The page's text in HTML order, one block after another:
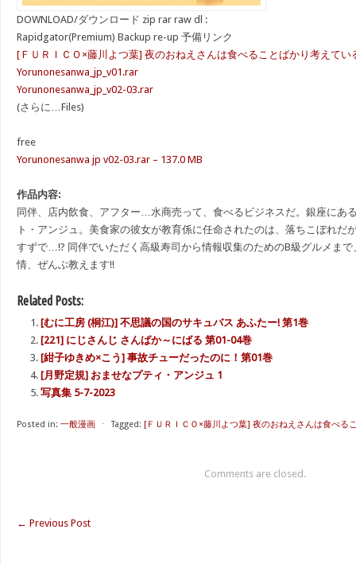
DOWNLOAD/ダウンロード zip rar raw dl :
Rapidgator(Premium) Backup re-up 予備リンク
[ＦＵＲＩＣＯ×藤川よつ葉] 夜のおねえさんは食べることばかり考えてい
Yorunonesanwa_jp_v01.rar
Yorunonesanwa_jp_v02-03.rar
(さらに…Files)
free
Yorunonesanwa jp v02-03.rar – 137.0 MB
作品内容:
同伴、店内飲食、アフター…水商売って、食べるビジネスだ。銀座にあ
ト・アンジュ。美食家の彼女が教育係に任命されたのは、落ちこぼれだ
すずで…!? 同伴でいただく高級寿司から情報収集のためのB級グルメま
情、ぜんぶ教えます!!
Related Posts:
[むに工房 (桐江)] 不思議の国のサキュバス あふたー! 第1巻
[221] にじさんじ さんばか～にばる 第01-04巻
[紺子ゆきめ×こう] 事故チューだったのに！第01巻
[月野定規] おませなプティ・アンジュ 1
写真集 5-7-2023
Posted in: 一般漫画 ⋅ Tagged: [ＦＵＲＩＣＯ×藤川よつ葉] 夜のおねえさんは食べる
Comments are closed.
← Previous Post